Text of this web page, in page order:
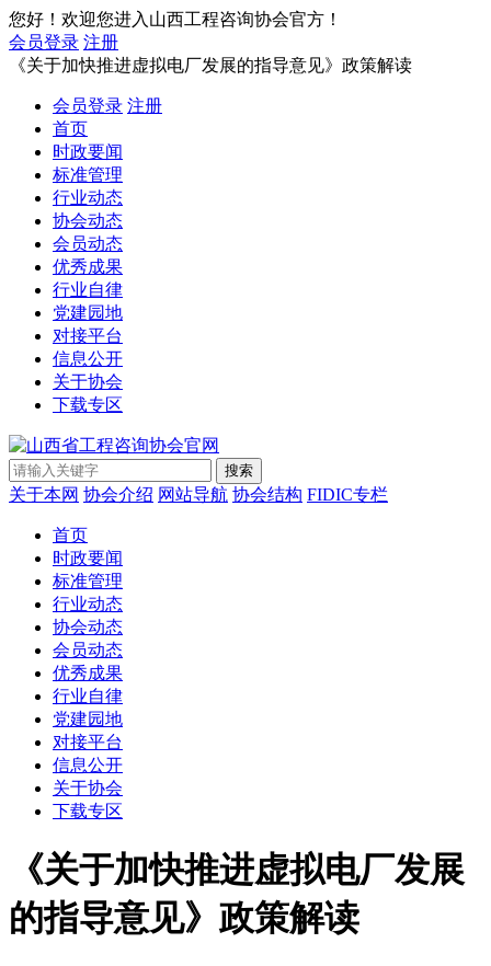
您好！欢迎您进入山西工程咨询协会官方！
会员登录 注册
《关于加快推进虚拟电厂发展的指导意见》政策解读
会员登录 注册
首页
时政要闻
标准管理
行业动态
协会动态
会员动态
优秀成果
行业自律
党建园地
对接平台
信息公开
关于协会
下载专区
搜索
关于本网 协会介绍 网站导航 协会结构 FIDIC专栏
首页
时政要闻
标准管理
行业动态
协会动态
会员动态
优秀成果
行业自律
党建园地
对接平台
信息公开
关于协会
下载专区
《关于加快推进虚拟电厂发展
的指导意见》政策解读